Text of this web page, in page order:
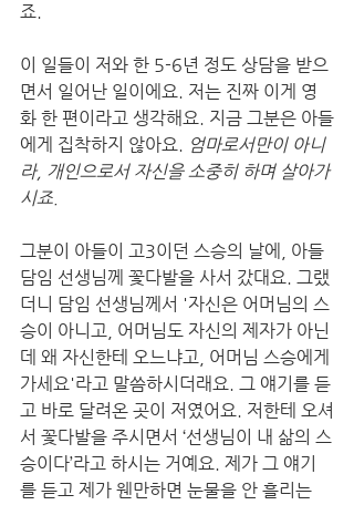
죠.
이 일들이 저와 한 5-6년 정도 상담을 받으
면서 일어난 일이에요. 저는 진짜 이게 영
화 한 편이라고 생각해요. 지금 그분은 아들
에게 집착하지 않아요. 엄마로서만이 아니
라, 개인으로서 자신을 소중히 하며 살아가
시죠.
그분이 아들이 고3이던 스승의 날에, 아들
담임 선생님께 꽃다발을 사서 갔대요. 그랬
더니 담임 선생님께서 '자신은 어머님의 스
승이 아니고, 어머님도 자신의 제자가 아닌
데 왜 자신한테 오느냐고, 어머님 스승에게
가세요'라고 말씀하시더래요. 그 얘기를 듣
고 바로 달려온 곳이 저였어요. 저한테 오셔
서 꽃다발을 주시면서 ‘선생님이 내 삶의 스
승이다’라고 하시는 거예요. 제가 그 얘기
를 듣고 제가 웬만하면 눈물을 안 흘리는